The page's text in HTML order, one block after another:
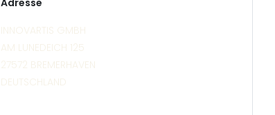
Adresse
INNOVARTIS GMBH
AM LUNEDEICH 125
27572 BREMERHAVEN
DEUTSCHLAND